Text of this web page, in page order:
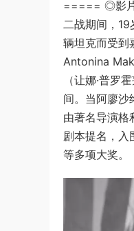
===== ◎影
二战期间，
辆坦克而受到
Antonina
（让娜·普
间。当阿廖沙
由著名导演格
剧本提名，入
等多项大奖。